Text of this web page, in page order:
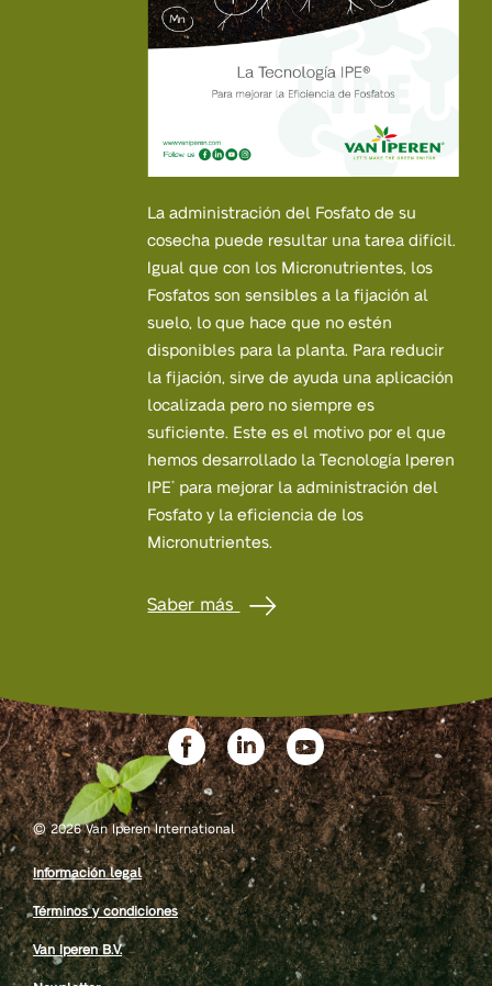
La administración del Fosfato de su
cosecha puede resultar una tarea difícil.
Igual que con los Micronutrientes, los
Fosfatos son sensibles a la fijación al
suelo, lo que hace que no estén
disponibles para la planta. Para reducir
la fijación, sirve de ayuda una aplicación
localizada pero no siempre es
suficiente. Este es el motivo por el que
hemos desarrollado la Tecnología Iperen
IPE®
para mejorar la administración del
Fosfato y la eficiencia de los
Micronutrientes.
Saber más
©2026 Van Iperen International
Información legal
Términos y condiciones
Van Iperen B.V.